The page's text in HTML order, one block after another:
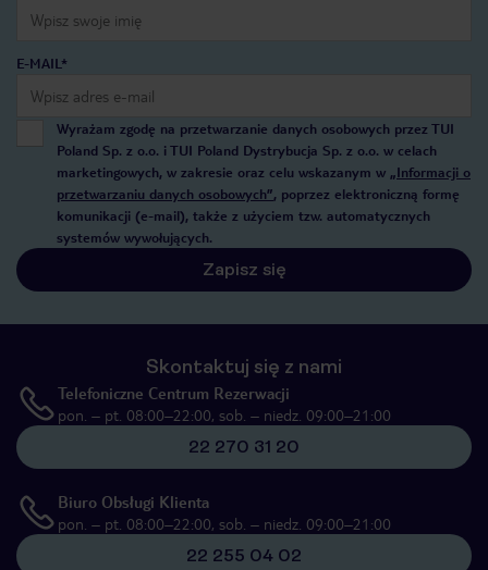
E-MAIL*
Wyrażam zgodę na przetwarzanie danych osobowych przez TUI
Poland Sp. z o.o. i TUI Poland Dystrybucja Sp. z o.o. w celach
marketingowych, w zakresie oraz celu wskazanym w „Informacji o
przetwarzaniu danych osobowych”, poprzez elektroniczną formę
komunikacji (e-mail), także z użyciem tzw. automatycznych
systemów wywołujących.
Zapisz się
Skontaktuj się z nami
Telefoniczne Centrum Rezerwacji
pon. – pt. 08:00–22:00, sob. – niedz. 09:00–21:00
22 270 31 20
Biuro Obsługi Klienta
pon. – pt. 08:00–22:00, sob. – niedz. 09:00–21:00
22 255 04 02